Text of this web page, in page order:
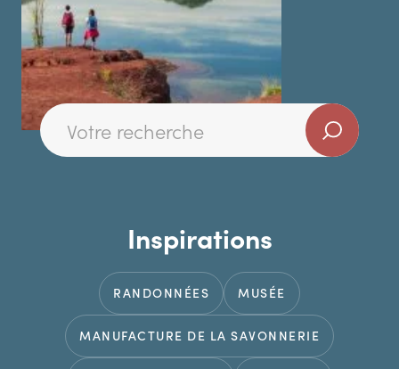
Inspirations
RANDONNÉES MUSÉE
MANUFACTURE DE LA SAVONNERIE